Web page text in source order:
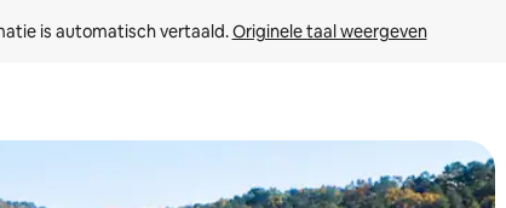
is automatisch vertaald. Originele taal weergeven